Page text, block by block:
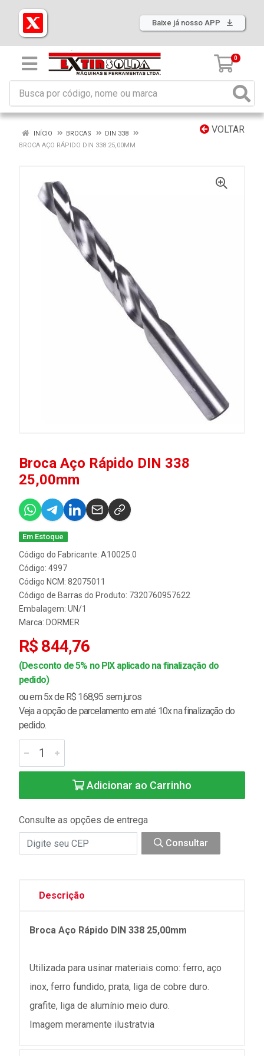
Baixe já nosso APP
0
VOLTAR
INÍCIO BROCAS
DIN 338
BROCA AÇO RÁPIDO DIN 338 25,00MM
Broca Aço Rápido DIN 338
25,00mm
Em Estoque
Código do Fabricante: A10025.0
Código: 4997
Código NCM: 82075011
Código de Barras do Produto: 7320760957622
Embalagem: UN/1
Marca: DORMER
R$ 844,76
(Desconto de 5% no PIX aplicado na finalização do
pedido)
ou em 5x de R$ 168,95 sem juros
Veja a opção de parcelamento em até 10x na finalização do
pedido.
Adicionar ao Carrinho
Consulte as opções de entrega
Consultar
Descrição
Broca Aço Rápido DIN 338 25,00mm
Utilizada para usinar materiais como: ferro, aço
inox, ferro fundido, prata, liga de cobre duro.
grafite, liga de alumínio meio duro.
Imagem meramente ilustratvia